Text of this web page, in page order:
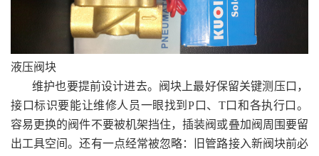
液压阀块
维护也要提前设计进去。阀块上最好保留关键测压口，
接口标识要能让维修人员一眼找到P口、T口和各执行口。
容易更换的阀件不要被机架挡住，插装阀或叠加阀周围要留
出工具空间。还有一点经常被忽略：旧管路接入新阀块前必